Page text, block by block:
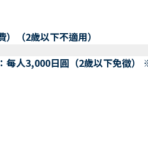
（2歲以下不適用）
每人3,000日圓（2歲以下免徵）